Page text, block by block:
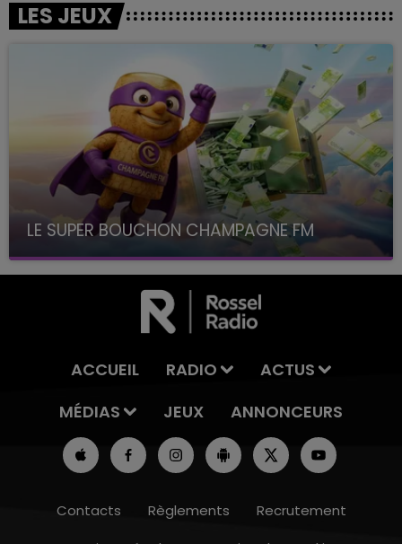
LES JEUX
LE SUPER BOUCHON CHAMPAGNE FM
avec La Famille Champagne FM, à 8H10
ACCUEIL RADIO
ACTUS
MÉDIAS
JEUX ANNONCEURS
Contacts Règlements
Recrutement